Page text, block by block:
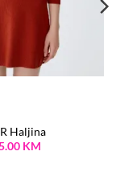
Haljina
Original
KMCurrent